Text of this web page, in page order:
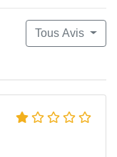
Tous Avis